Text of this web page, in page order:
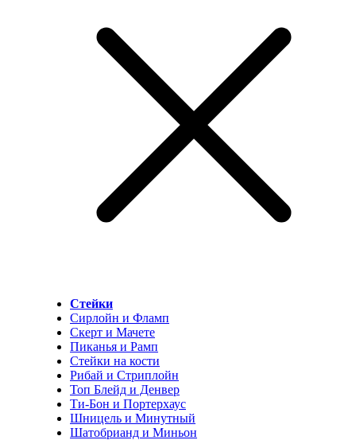
Стейки
Сирлойн и Фламп
Скерт и Мачете
Пиканья и Рамп
Стейки на кости
Рибай и Стриплойн
Топ Блейд и Денвер
Ти-Бон и Портерхаус
Шницель и Минутный
Шатобрианд и Миньон